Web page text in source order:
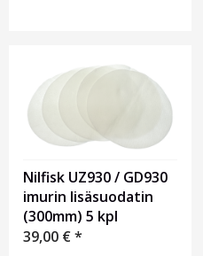
Nilfisk UZ930 / GD930
imurin lisäsuodatin
(300mm) 5 kpl
39,00 €*